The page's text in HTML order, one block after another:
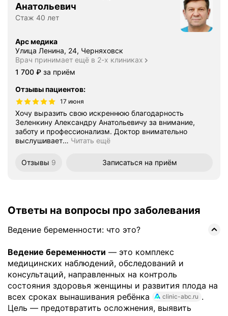
Анатольевич
Стаж 40 лет
Арс медика
Улица Ленина, 24, Черняховск
Врач принимает ещё в 2-х клиниках
Цена
1700
1 700 ₽ за приём
Отзывы пациентов:
17 июня
Хочу выразить свою искреннюю благодарность
Зеленкину Александру Анатольевичу за внимание,
заботу и профессионализм. Доктор внимательно
выслушивает… Читать ещё
Отзывы 9 Записаться на приём
Ответы на вопросы про заболевания
Ведение беременности: что это?
Ведение беременности — это комплекс
медицинских наблюдений, обследований и
консультаций, направленных на контроль
состояния здоровья женщины и развития плода на
всех сроках вынашивания ребёнка
clinic-abc.ru .
Цель — предотвратить осложнения, выявить